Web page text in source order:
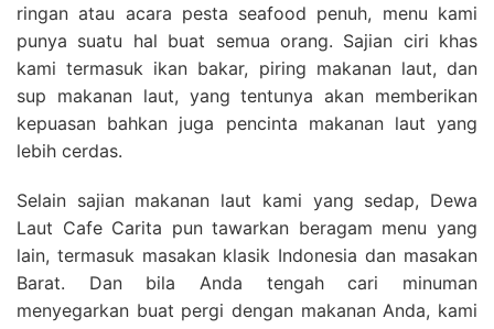
ringan atau acara pesta seafood penuh, menu kami
punya suatu hal buat semua orang. Sajian ciri khas
kami termasuk ikan bakar, piring makanan laut, dan
sup makanan laut, yang tentunya akan memberikan
kepuasan bahkan juga pencinta makanan laut yang
lebih cerdas.
Selain sajian makanan laut kami yang sedap, Dewa
Laut Cafe Carita pun tawarkan beragam menu yang
lain, termasuk masakan klasik Indonesia dan masakan
Barat. Dan bila Anda tengah cari minuman
menyegarkan buat pergi dengan makanan Anda, kami